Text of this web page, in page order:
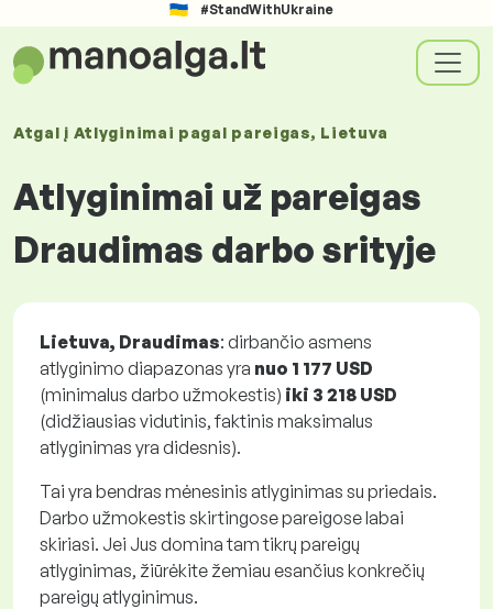
#StandWithUkraine
Atgal į Atlyginimai pagal pareigas, Lietuva
Atlyginimai už pareigas
Draudimas darbo srityje
Lietuva, Draudimas: dirbančio asmens
atlyginimo diapazonas yra nuo 1 177 USD
(minimalus darbo užmokestis) iki 3 218 USD
(didžiausias vidutinis, faktinis maksimalus
atlyginimas yra didesnis).
Tai yra bendras mėnesinis atlyginimas su priedais.
Darbo užmokestis skirtingose pareigose labai
skiriasi. Jei Jus domina tam tikrų pareigų
atlyginimas, žiūrėkite žemiau esančius konkrečių
pareigų atlyginimus.